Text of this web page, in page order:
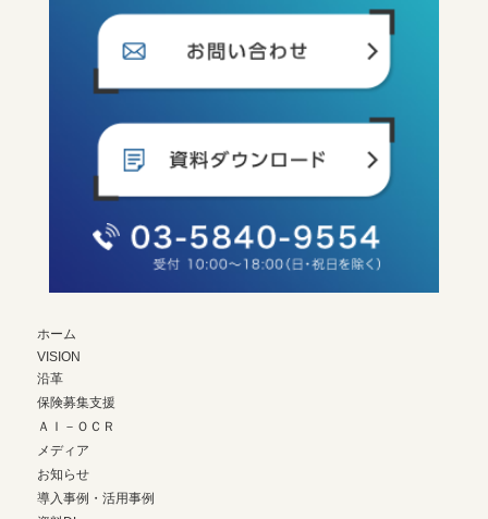
ホーム
VISION
沿革
保険募集支援
ＡＩ－ＯＣＲ
メディア
お知らせ
導入事例・活用事例